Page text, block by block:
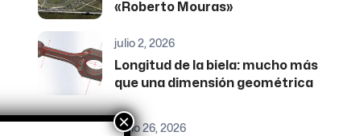
«Roberto Mouras»
julio 2, 2026
Longitud de la biela: mucho más
que una dimensión geométrica
junio 26, 2026
×